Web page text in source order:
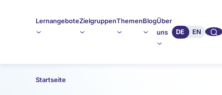
LernangeboteZielgruppenThemenBlogÜber
uns
DE EN 🔍︎︎
Startseite